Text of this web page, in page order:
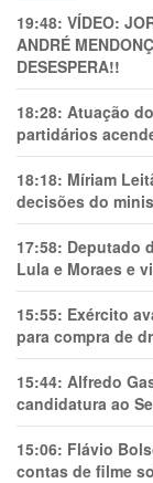
19:48: VÍDEO:
ANDRÉ
DESESPERA!!
18:28: Atuação
partidários
18:18: Míriam
decisões do
17:58: Deputado
Lula e Moraes e
15:55: Exército
para compra de
15:44: Alfredo
candidatura ao
15:06: Flávio
contas de filme